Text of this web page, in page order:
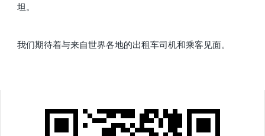
坦。
我们期待着与来自世界各地的出租车司机和乘客见面。